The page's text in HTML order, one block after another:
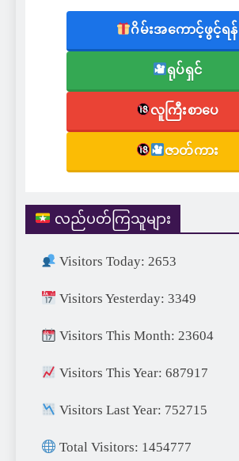
ဂိမ်းအကောင့်ဖွင့်ရန်
ရုပ်ရှင်
လူကြီးစာပေ
ဇာတ်ကား
လည်ပတ်ကြသူများ
Visitors Today: 2653
Visitors Yesterday: 3349
Visitors This Month: 23604
Visitors This Year: 687917
Visitors Last Year: 752715
Total Visitors: 1454777